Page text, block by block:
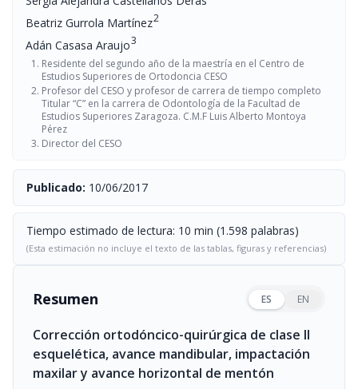
Beatriz Gurrola Martínez2
Adán Casasa Araujo3
Residente del segundo año de la maestría en el Centro de
Estudios Superiores de Ortodoncia CESO
Profesor del CESO y profesor de carrera de tiempo completo
Titular “C” en la carrera de Odontología de la Facultad de
Estudios Superiores Zaragoza. C.M.F Luis Alberto Montoya
Pérez
Director del CESO
Publicado: 10/06/2017
Tiempo estimado de lectura: 10 min (1.598 palabras)
(Esta estimación no incluye el texto de las tablas, figuras y referencias)
Resumen ES EN
Corrección ortodóncico-quirúrgica de clase II
esquelética, avance mandibular, impactación
maxilar y avance horizontal de mentón